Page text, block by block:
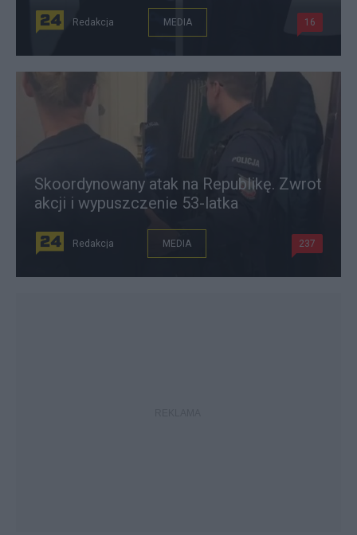
Redakcja MEDIA 16
Skoordynowany atak na Republikę. Zwrot
akcji i wypuszczenie 53-latka
Redakcja MEDIA 237